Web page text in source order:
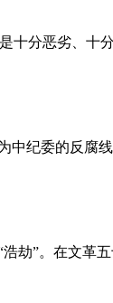
十分恶劣、十
纪委的反腐
劫”。在文革